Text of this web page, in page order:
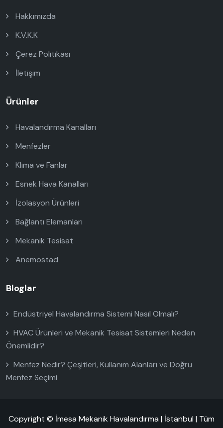
Hakkımızda
K.V.K.K
Çerez Politikası
İletişim
Ürünler
Havalandırma Kanalları
Menfezler
Klima ve Fanlar
Esnek Hava Kanalları
İzolasyon Ürünleri
Bağlantı Elemanları
Mekanik Tesisat
Anemostad
Bloglar
Endüstriyel Havalandırma Sistemi Nasıl Olmalı?
HVAC Ürünleri ve Mekanik Tesisat Sistemleri Neden
Önemlidir?
Menfez Nedir? Çeşitleri, Kullanım Alanları ve Doğru
Menfez Seçimi
Copyright © İmesa Mekanik Havalandırma | İstanbul | Tüm